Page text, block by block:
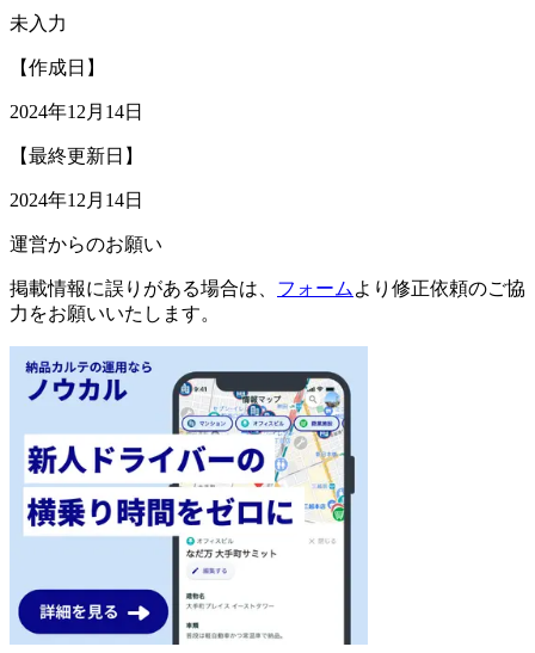
未入力
【作成日】
2024年12月14日
【最終更新日】
2024年12月14日
運営からのお願い
掲載情報に誤りがある場合は、 フォーム より修正依頼のご協
力をお願いいたします。